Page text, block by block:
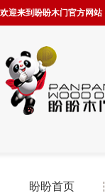
欢迎来到盼盼木门官方网站
盼盼首页